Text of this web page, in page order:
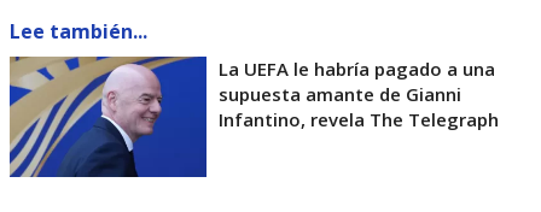
Lee también...
La UEFA le habría pagado a una
supuesta amante de Gianni
Infantino, revela The Telegraph